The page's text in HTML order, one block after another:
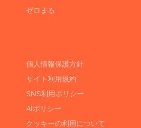
ゼロまる
個人情報保護方針
サイト利用規約
SNS利用ポリシー
AIポリシー
クッキーの利用について